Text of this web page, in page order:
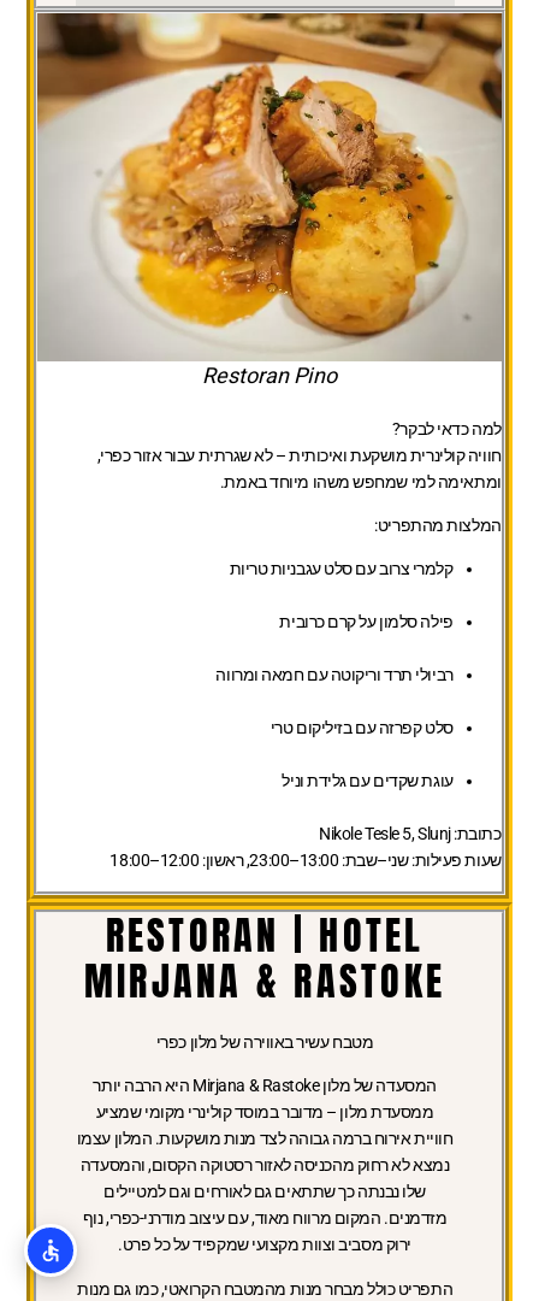
Restoran Pino
למה כדאי לבקר?
חוויה קולינרית מושקעת ואיכותית – לא שגרתית עבור אזור כפרי,
ומתאימה למי שמחפש משהו מיוחד באמת.
המלצות מהתפריט:
קלמרי צרוב עם סלט עגבניות טריות
פילה סלמון על קרם כרובית
רביולי תרד וריקוטה עם חמאה ומרווה
סלט קפרזה עם בזיליקום טרי
עוגת שקדים עם גלידת וניל
כתובת:Nikole Tesle 5, Slunj
שעות פעילות:שני–שבת: 13:00–23:00, ראשון: 12:00–18:00
RESTORAN | HOTEL
MIRJANA & RASTOKE
מטבח עשיר באווירה של מלון כפרי
המסעדה של מלון Mirjana & Rastoke היא הרבה יותר
ממסעדת מלון – מדובר במוסד קולינרי מקומי שמציע
חוויית אירוח ברמה גבוהה לצד מנות מושקעות. המלון עצמו
נמצא לא רחוק מהכניסה לאזור רסטוקה הקסום, והמסעדה
שלו נבנתה כך שתתאים גם לאורחים וגם למטיילים
מזדמנים. המקום מרווח מאוד, עם עיצוב מודרני-כפרי, נוף
ירוק מסביב וצוות מקצועי שמקפיד על כל פרט.
התפריט כולל מבחר מנות מהמטבח הקרואטי, כמו גם מנות